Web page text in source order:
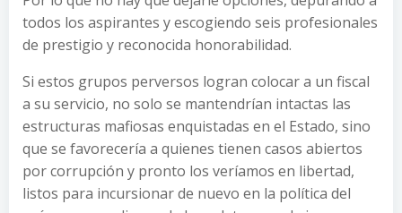
todos los aspirantes y escogiendo seis profesionales
de prestigio y reconocida honorabilidad.
Si estos grupos perversos logran colocar a un fiscal
a su servicio, no solo se mantendrían intactas las
estructuras mafiosas enquistadas en el Estado, sino
que se favorecería a quienes tienen casos abiertos
por corrupción y pronto los veríamos en libertad,
listos para incursionar de nuevo en la política del